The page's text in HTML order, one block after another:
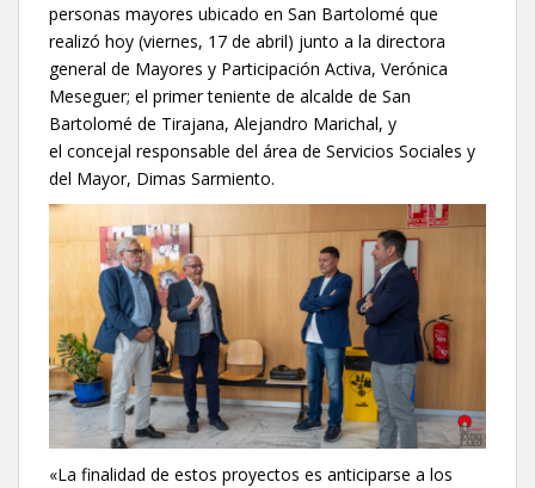
personas mayores ubicado en San Bartolomé que
realizó hoy (viernes, 17 de abril) junto a la directora
general de Mayores y Participación Activa, Verónica
Meseguer; el primer teniente de alcalde de San
Bartolomé de Tirajana, Alejandro Marichal, y
el concejal responsable del área de Servicios Sociales y
del Mayor, Dimas Sarmiento.
«La finalidad de estos proyectos es anticiparse a los